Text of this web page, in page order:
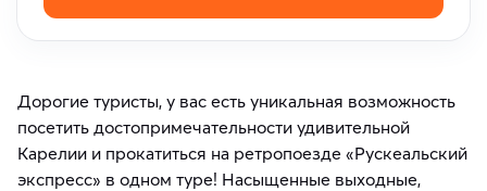
Дорогие туристы, у вас есть уникальная возможность
посетить достопримечательности удивительной
Карелии и прокатиться на ретропоезде «Рускеальский
экспресс» в одном туре! Насыщенные выходные,